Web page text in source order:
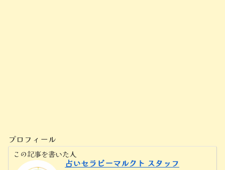
プロフィール
この記事を書いた人
占いセラピーマルクト スタッフ